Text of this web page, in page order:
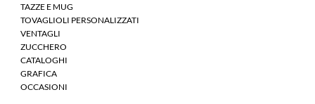
TAZZE E MUG
TOVAGLIOLI PERSONALIZZATI
VENTAGLI
ZUCCHERO
CATALOGHI
GRAFICA
OCCASIONI